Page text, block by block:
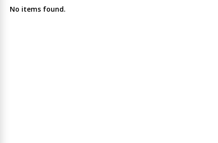
No items found.